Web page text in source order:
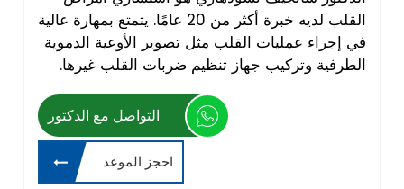
القلب لديه خبرة أكثر من 20 عامًا. يتمتع بمهارة عالية
في إجراء عمليات القلب مثل تصوير الأوعية الدموية
الطرفية وتركيب جهاز تنظيم ضربات القلب غيرها.
التواصل مع الدكتور
احجز الموعد